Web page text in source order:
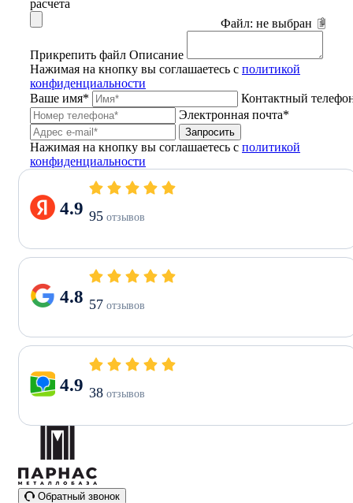
расчета
Файл: не выбран
Прикрепить файл Описание
Нажимая на кнопку вы соглашаетесь с политикой
конфиденциальности
Ваше имя*
Контактный
Электронная почта*
Запросить
Нажимая на кнопку вы соглашаетесь с политикой
конфиденциальности
4.9 95 отзывов
4.8 57 отзывов
4.9 38 отзывов
Обратный звонок